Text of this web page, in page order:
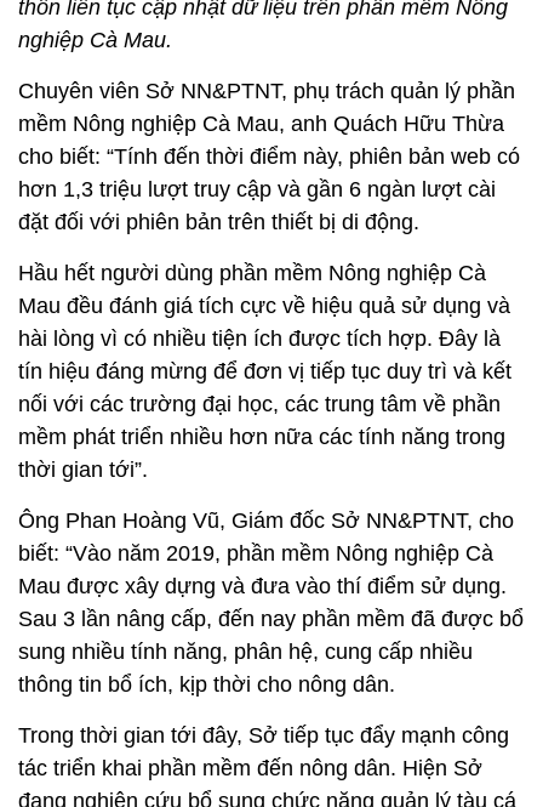
thôn liên tục cập nhật dữ liệu trên phần mềm Nông
nghiệp Cà Mau.
Chuyên viên Sở NN&PTNT, phụ trách quản lý phần
mềm Nông nghiệp Cà Mau, anh Quách Hữu Thừa
cho biết: “Tính đến thời điểm này, phiên bản web có
hơn 1,3 triệu lượt truy cập và gần 6 ngàn lượt cài
đặt đối với phiên bản trên thiết bị di động.
Hầu hết người dùng phần mềm Nông nghiệp Cà
Mau đều đánh giá tích cực về hiệu quả sử dụng và
hài lòng vì có nhiều tiện ích được tích hợp. Ðây là
tín hiệu đáng mừng để đơn vị tiếp tục duy trì và kết
nối với các trường đại học, các trung tâm về phần
mềm phát triển nhiều hơn nữa các tính năng trong
thời gian tới”.
Ông Phan Hoàng Vũ, Giám đốc Sở NN&PTNT, cho
biết: “Vào năm 2019, phần mềm Nông nghiệp Cà
Mau được xây dựng và đưa vào thí điểm sử dụng.
Sau 3 lần nâng cấp, đến nay phần mềm đã được bổ
sung nhiều tính năng, phân hệ, cung cấp nhiều
thông tin bổ ích, kịp thời cho nông dân.
Trong thời gian tới đây, Sở tiếp tục đẩy mạnh công
tác triển khai phần mềm đến nông dân. Hiện Sở
đang nghiên cứu bổ sung chức năng quản lý tàu cá